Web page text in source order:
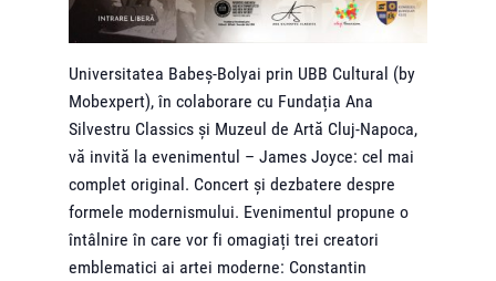
Universitatea Babeș-Bolyai prin UBB Cultural (by
Mobexpert), în colaborare cu Fundația Ana
Silvestru Classics și Muzeul de Artă Cluj-Napoca,
vă invită la evenimentul – James Joyce: cel mai
complet original. Concert și dezbatere despre
formele modernismului. Evenimentul propune o
întâlnire în care vor fi omagiați trei creatori
emblematici ai artei moderne: Constantin